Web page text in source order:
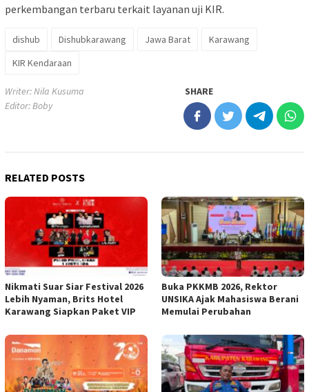
perkembangan terbaru terkait layanan uji KIR.
dishub Dishubkarawang Jawa Barat
Karawang
KIR Kendaraan
Writer: Nila Kusuma
Editor: Boby
SHARE
RELATED POSTS
Nikmati Suar Siar Festival 2026
Lebih Nyaman, Brits Hotel
Karawang Siapkan Paket VIP
Buka PKKMB 2026, Rektor
UNSIKA Ajak Mahasiswa Berani
Memulai Perubahan